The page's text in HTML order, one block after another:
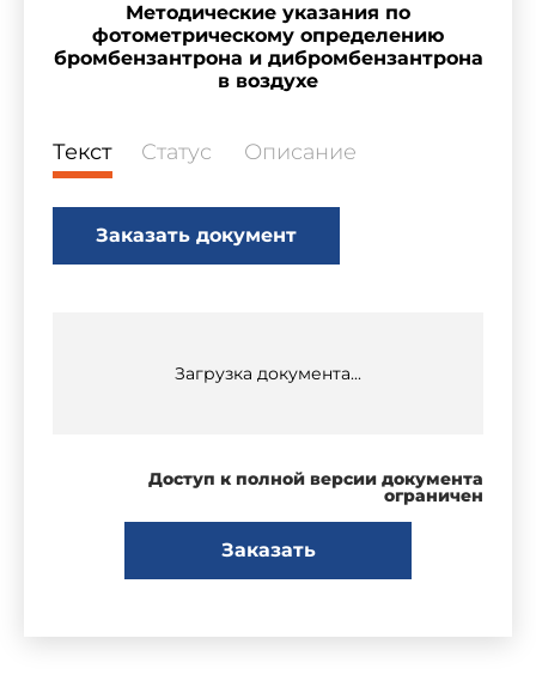
Методические указания по
фотометрическому определению
бромбензантрона и дибромбензантрона
в воздухе
Текст Статус Описание
Заказать документ
Загрузка документа...
Доступ к полной версии документа
ограничен
Заказать